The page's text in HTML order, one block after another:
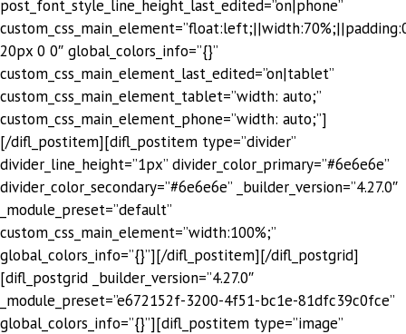
post_font_style_line_height_last_edited=”on|phone”
20px 0 0″ global_colors_info=”{}”
custom_css_main_element_last_edited=”on|tablet”
custom_css_main_element_tablet=”width: auto;”
custom_css_main_element_phone=”width: auto;”]
[/difl_postitem][difl_postitem type=”divider”
divider_line_height=”1px” divider_color_primary=”#6e6e6e”
divider_color_secondary=”#6e6e6e” _builder_version=”4.27.0″
_module_preset=”default”
custom_css_main_element=”width:100%;”
global_colors_info=”{}”][/difl_postitem][/difl_postgrid]
[difl_postgrid _builder_version=”4.27.0″
_module_preset=”e672152f-3200-4f51-bc1e-81dfc39c0fce”
global_colors_info=”{}”][difl_postitem type=”image”